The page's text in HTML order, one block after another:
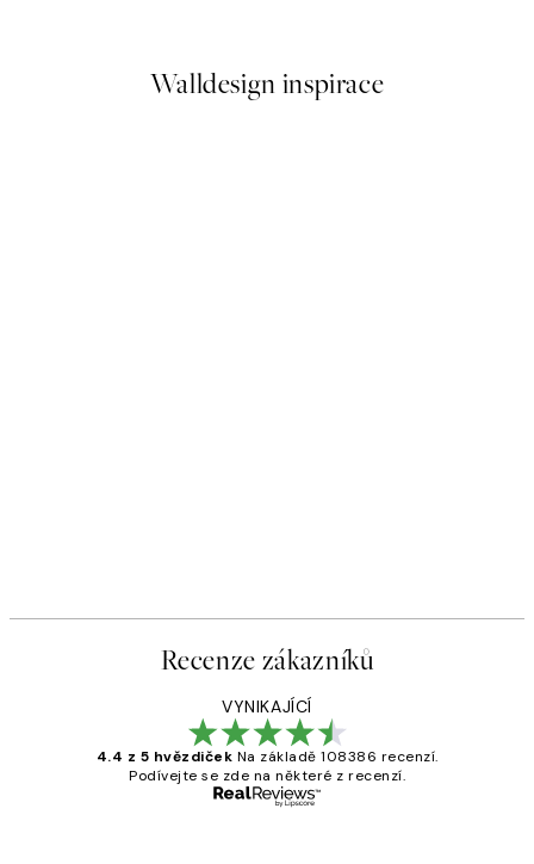
Walldesign inspirace
Recenze zákazníků
VYNIKAJÍCÍ
4.4 z 5 hvězdiček Na základě 108386 recenzí.
Podívejte se zde na některé z recenzí.